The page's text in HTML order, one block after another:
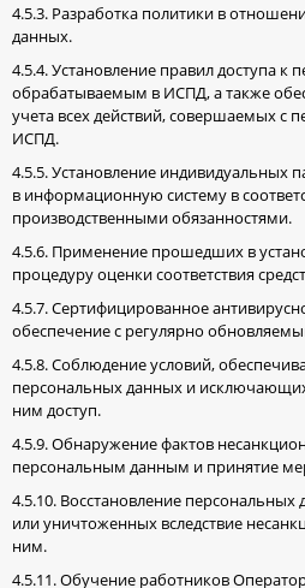
4.5.3. Разработка политики в
данных.
4.5.4. Установление правил доступа к
обрабатываемым в ИСПД, а также
учета всех действий, совершаемых с
ИСПД.
4.5.5. Установление индивидуальных
в информационную систему в
производственными обязанностями.
4.5.6. Применение прошедших в
процедуру оценки соответствия
4.5.7. Сертифицированное
обеспечение с регулярно
4.5.8. Соблюдение условий,
персональных данных и
ним доступ.
4.5.9. Обнаружение фактов
персональным данным и принятие
4.5.10. Восстановление
или уничтоженных вследствие
ним.
4.5.11. Обучение работников